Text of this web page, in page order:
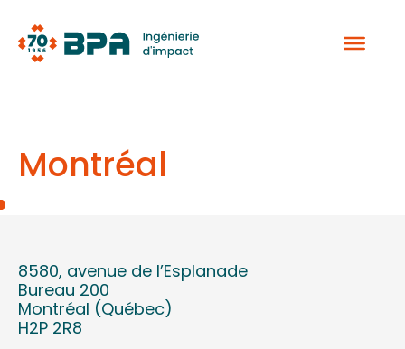
contenu
Montréal
8580, avenue de l’Esplanade
Bureau 200
Montréal (Québec)
H2P 2R8